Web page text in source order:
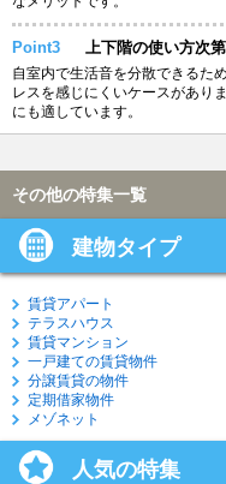
Point3 上下階の使い方次
自室内で生活音を分散できるた
レスを感じにくいケースがあり
にも適しています。
その他の特集一覧
建物タイプ
賃貸アパート
テラスハウス
賃貸マンション
一戸建ての賃貸物件
分譲賃貸の物件
定期借家物件
メゾネット
人気の特集